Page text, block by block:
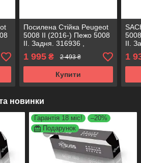
Посилена Стійка Peugeot
5008 II (2016-) Пежо 5008
II. Задня. 316936 ,
3448001 KOREA Аксусс!
1 995₴ 2 493 ₴
Купити
II.
1
новинки
Гарантія 18 міс!
–20%
Подарунок